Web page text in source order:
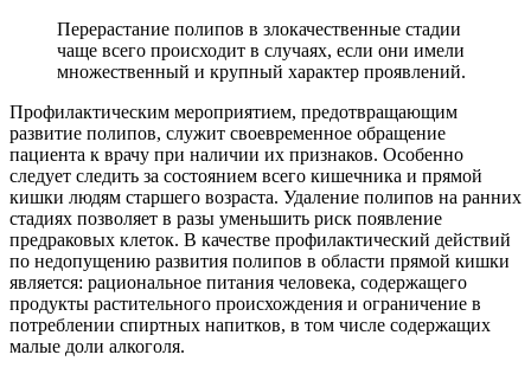
Перерастание полипов в злокачественные стадии
чаще всего происходит в случаях, если они имели
множественный и крупный характер проявлений.
Профилактическим мероприятием, предотвращающим
развитие полипов, служит своевременное обращение
пациента к врачу при наличии их признаков. Особенно
следует следить за состоянием всего кишечника и прямой
кишки людям старшего возраста. Удаление полипов на ранних
стадиях позволяет в разы уменьшить риск появление
предраковых клеток. В качестве профилактический действий
по недопущению развития полипов в области прямой кишки
является: рациональное питания человека, содержащего
продукты растительного происхождения и ограничение в
потреблении спиртных напитков, в том числе содержащих
малые доли алкоголя.